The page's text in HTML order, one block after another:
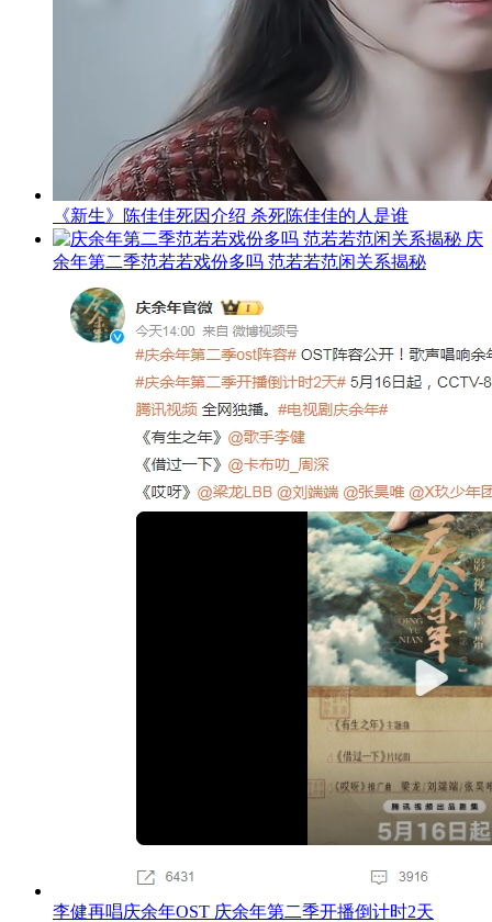
《新生》陈佳佳死因介绍 杀死陈佳佳的人是谁
庆
余年第二季范若若戏份多吗 范若若范闲关系揭秘
李健再唱庆余年OST 庆余年第二季开播倒计时2天